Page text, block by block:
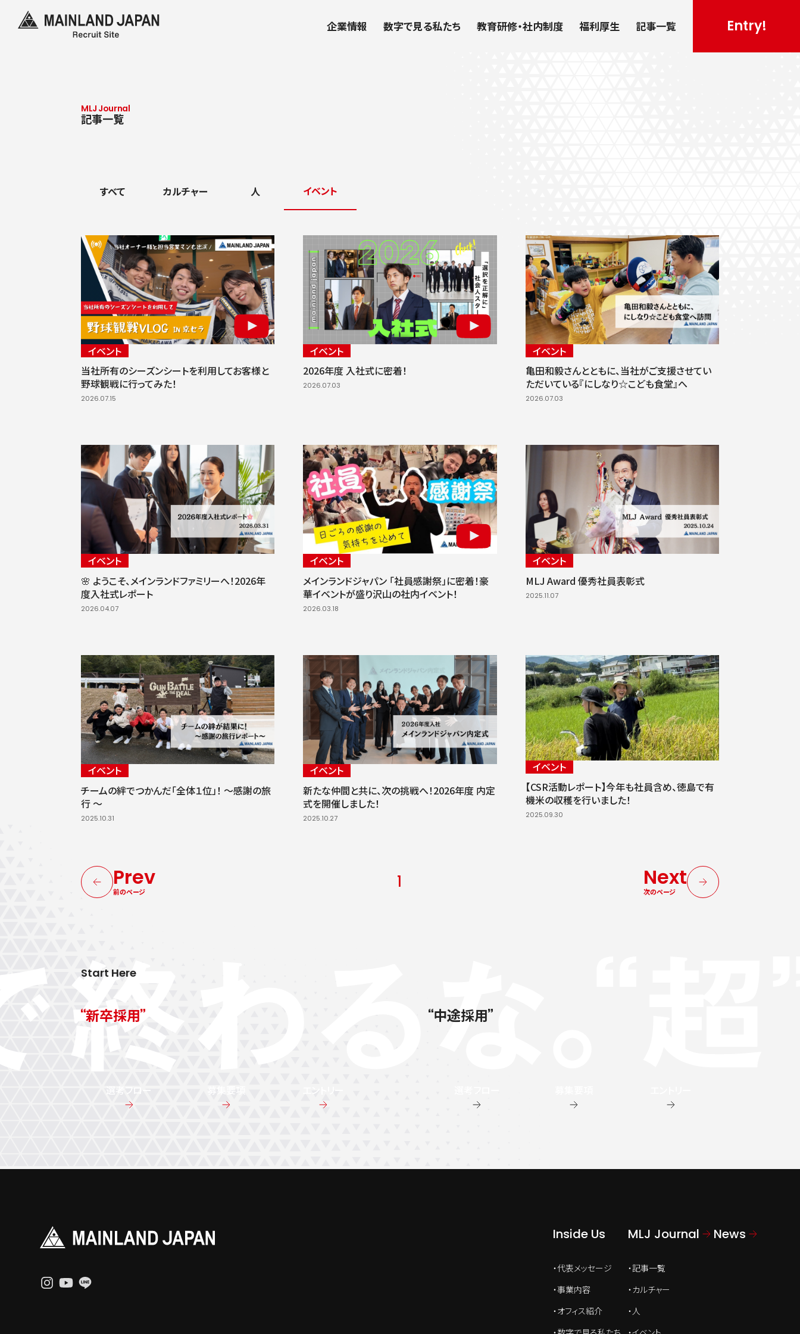
企業情報 数字で見る私たち 教育研修・社内制度 福利厚生 記事一覧 Entry!
MLJ Journal
記事一覧
すべて カルチャー 人 イベント
イベント
当社所有のシーズンシートを利用してお客様と
野球観戦に行ってみた！
2026.07.15
イベント
2026年度 入社式に密着！
2026.07.03
イベント
亀田和毅さんとともに、当社がご支援させてい
ただいている『にしなり☆こども食堂』へ
2026.07.03
イベント
🌸 ようこそ、メインランドファミリーへ！2026年
度入社式レポート
2026.04.07
イベント
メインランドジャパン 「社員感謝祭」に密着！豪
華イベントが盛り沢山の社内イベント！
2026.03.18
イベント
MLJ Award 優秀社員表彰式
2025.11.07
イベント
チームの絆でつかんだ「全体１位」！ 〜感謝の旅
行 〜
2025.10.31
イベント
新たな仲間と共に、次の挑戦へ！2026年度 内定
式を開催しました！
2025.10.27
イベント
【CSR活動レポート】今年も社員含め、徳島で有
機米の収穫を行いました！
2025.09.30
Prev
前のページ
1 Next
次のページ
Start Here
新卒採用 中途採用
Inside Us
代表メッセージ
事業内容
オフィス紹介
MLJ Journal
記事一覧
カルチャー
人
News